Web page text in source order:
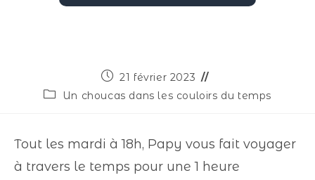
21 février 2023
Un choucas dans les couloirs du temps
Tout les mardi à 18h, Papy vous fait voyager
à travers le temps pour une 1 heure